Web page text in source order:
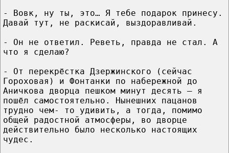
- Вовк, ну ты, это… Я тебе подарок принесу.
Давай тут, не раскисай, выздоравливай.
- Он не ответил. Реветь, правда не стал. А
что я сделаю?
- От перекрёстка Дзержинского (сейчас
Гороховая) и Фонтанки по набережной до
Аничкова дворца пешком минут десять – я
пошёл самостоятельно. Нынешних пацанов
трудно чем- то удивить, а тогда, помимо
общей радостной атмосферы, во дворце
действительно было несколько настоящих
чудес.